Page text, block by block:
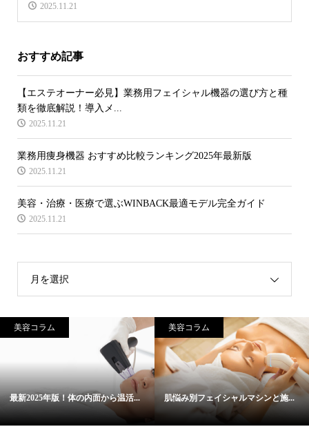
2025.11.21
おすすめ記事
【エステオーナー必見】業務用フェイシャル機器の選び方と種
類を徹底解説！導入メ...
2025.11.21
業務用痩身機器 おすすめ比較ランキング2025年最新版
2025.11.21
美容・治療・医療で選ぶWINBACK最適モデル完全ガイド
2025.11.21
月を選択
美容コラム
最新2025年版！体の内面から温活...
美容コラム
肌悩み別フェイシャルマシンと施...